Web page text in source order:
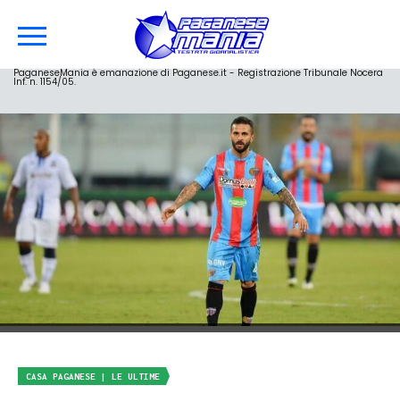
PaganeseMania è emanazione di Paganese.it - Registrazione Tribunale Nocera
Inf. n. 1154/05.
CASA PAGANESE | LE ULTIME